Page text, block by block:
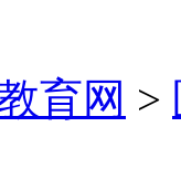
育网 >